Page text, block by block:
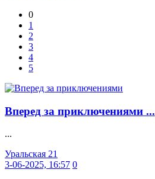
0
1
2
3
4
5
Вперед за приключениями ...
...
Уральская 21
3-06-2025, 16:57 0